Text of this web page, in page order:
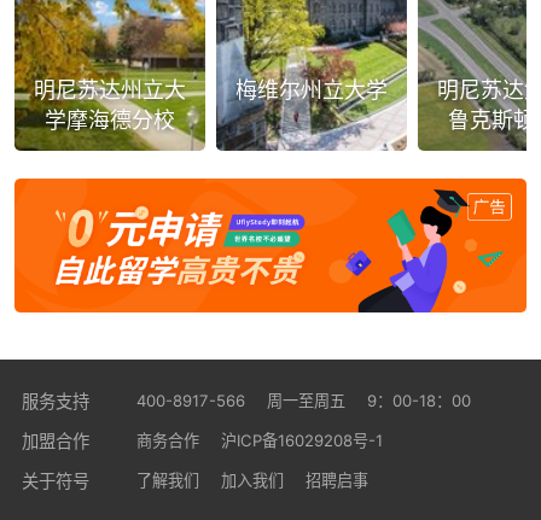
明尼苏达州立大
学摩海德分校
梅维尔州立大学
明尼苏达
鲁克斯顿
服务支持 400-8917-566 周一至周五 9：00-18：00
加盟合作 商务合作 沪ICP备16029208号-1
关于符号 了解我们 加入我们 招聘启事